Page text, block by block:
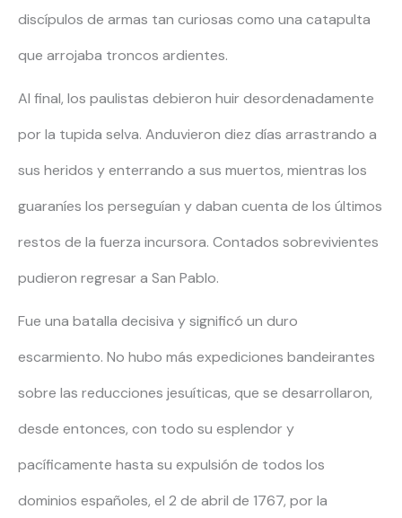
discípulos de armas tan curiosas como una catapulta
que arrojaba troncos ardientes.
Al final, los paulistas debieron huir desordenadamente
por la tupida selva. Anduvieron diez días arrastrando a
sus heridos y enterrando a sus muertos, mientras los
guaraníes los perseguían y daban cuenta de los últimos
restos de la fuerza incursora. Contados sobrevivientes
pudieron regresar a San Pablo.
Fue una batalla decisiva y significó un duro
escarmiento. No hubo más expediciones bandeirantes
sobre las reducciones jesuíticas, que se desarrollaron,
desde entonces, con todo su esplendor y
pacíficamente hasta su expulsión de todos los
dominios españoles, el 2 de abril de 1767, por la